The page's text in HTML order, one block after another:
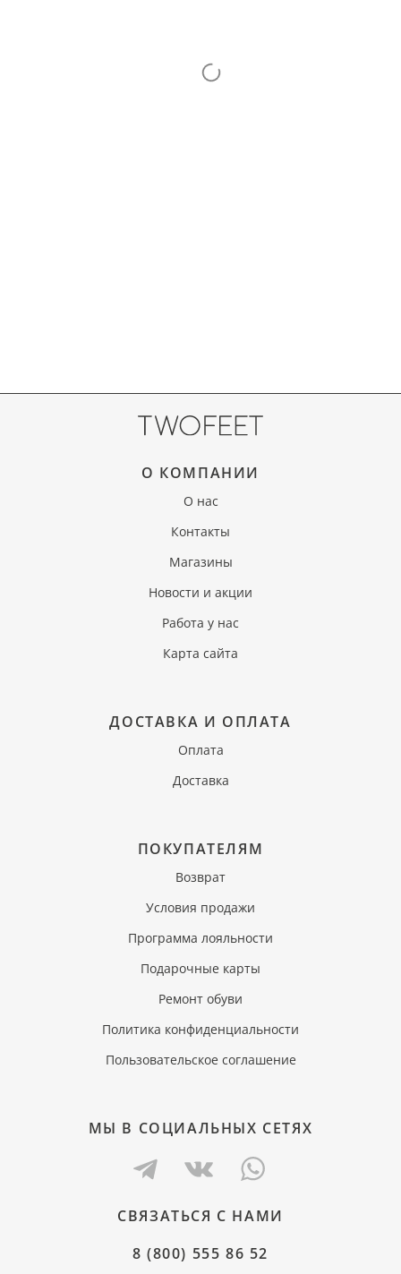
О КОМПАНИИ
О нас
Контакты
Магазины
Новости и акции
Работа у нас
Карта сайта
ДОСТАВКА И ОПЛАТА
Оплата
Доставка
ПОКУПАТЕЛЯМ
Возврат
Условия продажи
Программа лояльности
Подарочные карты
Ремонт обуви
Политика конфиденциальности
Пользовательское соглашение
МЫ В СОЦИАЛЬНЫХ СЕТЯХ
СВЯЗАТЬСЯ С НАМИ
8 (800) 555 86 52